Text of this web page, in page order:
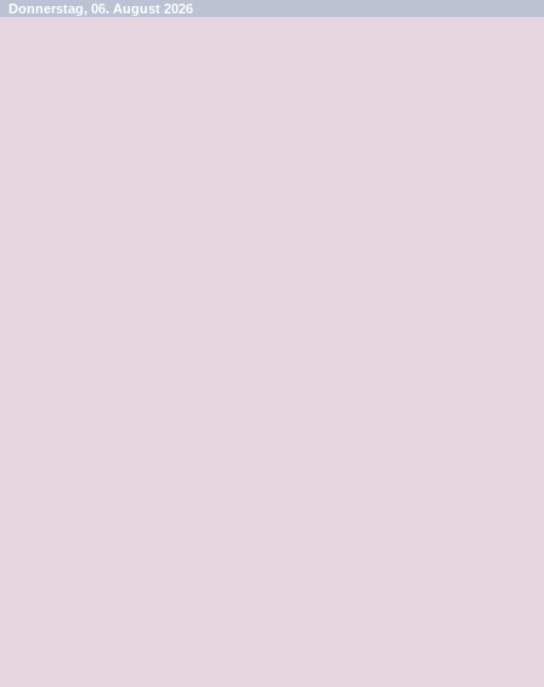
Donnerstag, 06. August 2026